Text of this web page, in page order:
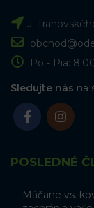
J.
Po - Pia:
Sledujte nás na
POSLEDNÉ
Máčané vs.